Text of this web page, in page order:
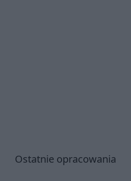
Ostatnie opracowania